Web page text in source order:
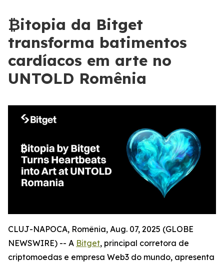
₿itopia da Bitget
transforma batimentos
cardíacos em arte no
UNTOLD Romênia
CLUJ-NAPOCA, Romênia, Aug. 07, 2025 (GLOBE
NEWSWIRE) -- A Bitget, principal corretora de
criptomoedas e empresa Web3 do mundo, apresenta